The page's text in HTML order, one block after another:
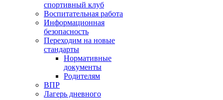
спортивный клуб
Воспитательная работа
Информационная
безопасность
Переходим на новые
стандарты
Нормативные
документы
Родителям
ВПР
Лагерь дневного